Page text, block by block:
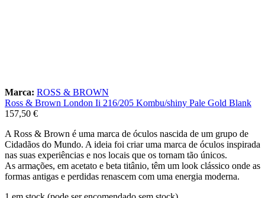
Marca: ROSS & BROWN
Ross & Brown London Ii 216/205 Kombu/shiny Pale Gold Blank
157,50 €
A Ross & Brown é uma marca de óculos nascida de um grupo de
Cidadãos do Mundo. A ideia foi criar uma marca de óculos inspirada
nas suas experiências e nos locais que os tornam tão únicos.
As armações, em acetato e beta titânio, têm um look clássico onde as
formas antigas e perdidas renascem com uma energia moderna.